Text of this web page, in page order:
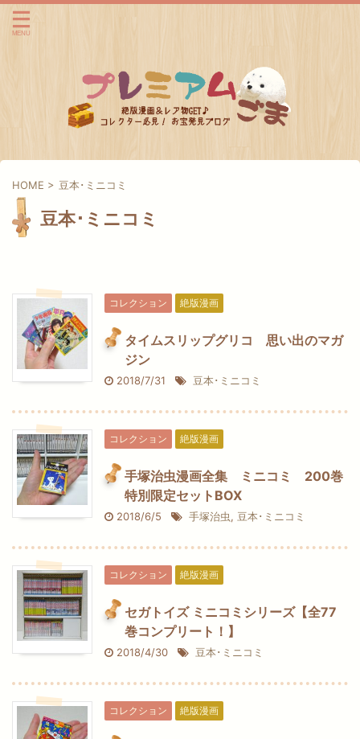
HOME > 豆本･ミニコミ
豆本･ミニコミ
コレクション 絶版漫画
タイムスリップグリコ 思い出のマガ
ジン
2018/7/31 豆本･ミニコミ
コレクション 絶版漫画
手塚治虫漫画全集 ミニコミ 200巻
特別限定セットBOX
2018/6/5 手塚治虫, 豆本･ミニコミ
コレクション 絶版漫画
セガトイズ ミニコミシリーズ【全77
巻コンプリート！】
2018/4/30 豆本･ミニコミ
コレクション 絶版漫画